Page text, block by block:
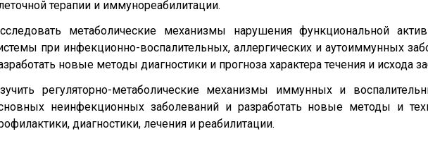
терапии и иммунореабилитации.
метаболические механизмы нарушения функциональной
при инфекционно-воспалительных, аллергических и аутоиммунных
новые методы диагностики и прогноза характера течения и исхода
регуляторно-метаболические механизмы иммунных и
неинфекционных заболеваний и разработать новые методы и
диагностики, лечения и реабилитации.